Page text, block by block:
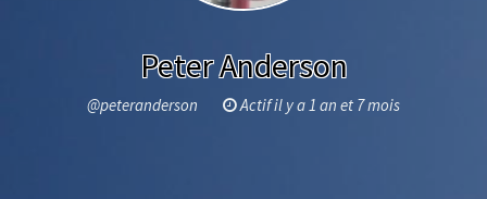
Peter Anderson
@peteranderson Actif il y a 1 an et 7 mois